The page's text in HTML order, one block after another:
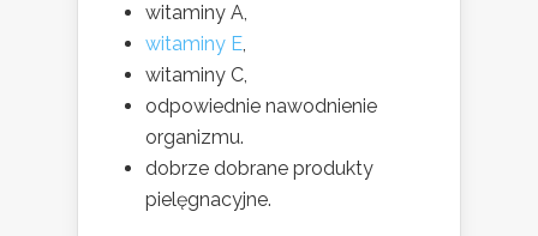
witaminy A,
witaminy E,
witaminy C,
odpowiednie nawodnienie
organizmu.
dobrze dobrane produkty
pielęgnacyjne.